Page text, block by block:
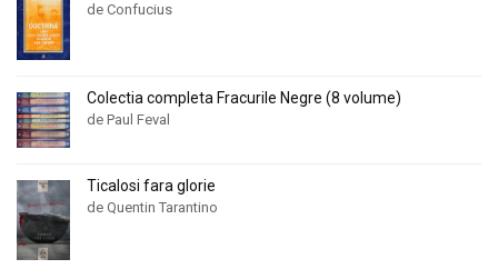
de Confucius
Colectia completa Fracurile Negre (8 volume)
de Paul Feval
Ticalosi fara glorie
de Quentin Tarantino